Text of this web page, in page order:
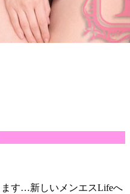
ます…新しいメンエスLifeへ